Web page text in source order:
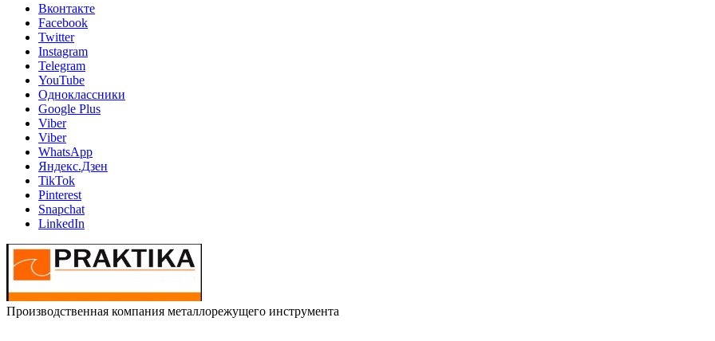
Вконтакте
Facebook
Twitter
Instagram
Telegram
YouTube
Одноклассники
Google Plus
Viber
Viber
WhatsApp
Яндекс.Дзен
TikTok
Pinterest
Snapchat
LinkedIn
Производственная компания металлорежущего инструмента